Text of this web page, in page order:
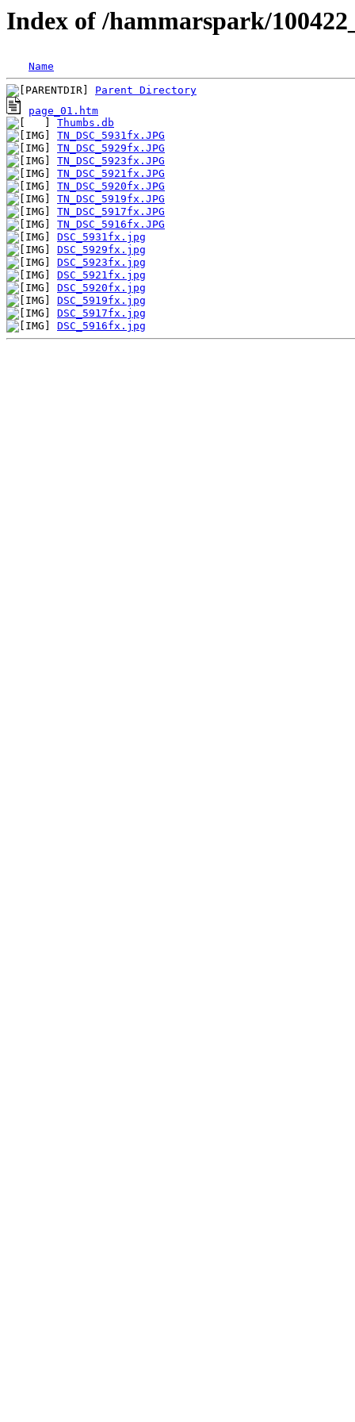
Index of /hammarspark/
Name
Parent Directory
page_01.htm
Thumbs.db
TN_DSC_5931fx.JPG
TN_DSC_5929fx.JPG
TN_DSC_5923fx.JPG
TN_DSC_5921fx.JPG
TN_DSC_5920fx.JPG
TN_DSC_5919fx.JPG
TN_DSC_5917fx.JPG
TN_DSC_5916fx.JPG
DSC_5931fx.jpg
DSC_5929fx.jpg
DSC_5923fx.jpg
DSC_5921fx.jpg
DSC_5920fx.jpg
DSC_5919fx.jpg
DSC_5917fx.jpg
DSC_5916fx.jpg